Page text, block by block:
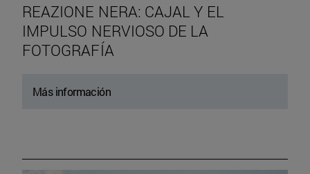
REAZIONE NERA: CAJAL Y EL
IMPULSO NERVIOSO DE LA
FOTOGRAFÍA
Más información